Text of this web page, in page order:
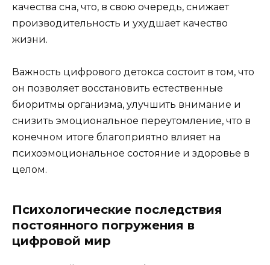
качества сна, что, в свою очередь, снижает
производительность и ухудшает качество
жизни.
Важность цифрового детокса состоит в том, что
он позволяет восстановить естественные
биоритмы организма, улучшить внимание и
снизить эмоциональное переутомление, что в
конечном итоге благоприятно влияет на
психоэмоциональное состояние и здоровье в
целом.
Психологические последствия
постоянного погружения в
цифровой мир